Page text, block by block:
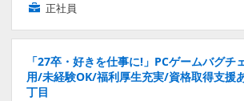
正社員
「27卒・好きを仕事に!」PCゲームバグチ
用/未経験OK/福利厚生充実/資格取得支援
丁目